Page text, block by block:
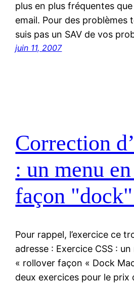
plus en plus fréquentes
email. Pour des problèmes
suis pas un SAV de vos
juin 11, 2007
Correction
: un menu
façon
Pour rappel, l’exercice ce
adresse : Exercice CSS : un
« rollover façon « Dock
deux exercices pour le prix